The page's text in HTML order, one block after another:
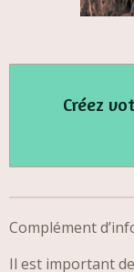
Créez
Complément
Il est important